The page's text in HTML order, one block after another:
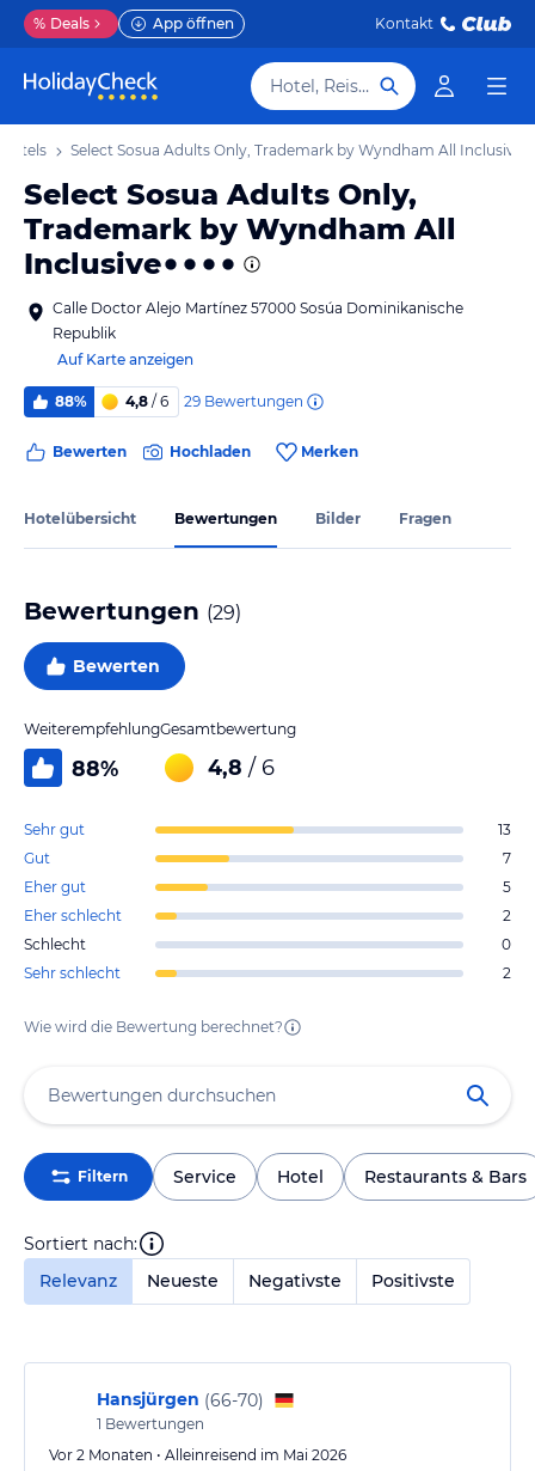
% Deals App öffnen Kontakt
Hotel, Reiseziel
Select Sosua Adults Only, Trademark by Wyndham All Inclusive
Select Sosua Adults Only,
Trademark by Wyndham All
Inclusive
Calle Doctor Alejo Martínez 57000 Sosúa Dominikanische
Republik
Auf Karte anzeigen
88% 4,8 / 6 29 Bewertungen
Bewerten Hochladen Merken
Hotelübersicht Bewertungen Bilder Fragen
Bewertungen (29)
Bewerten
Weiterempfehlung
88%
Gesamtbewertung
4,8 / 6
Sehr gut
13
Gut
7
Eher gut
5
Eher schlecht
2
Schlecht
0
Sehr schlecht
2
Wie wird die Bewertung berechnet?
Filtern Service Hotel Restaurants & Bars
Sortiert nach:
Relevanz
Neueste Negativste Positivste
Hansjürgen (66-70)
1 Bewertungen
Vor 2 Monaten • Alleinreisend im Mai 2026